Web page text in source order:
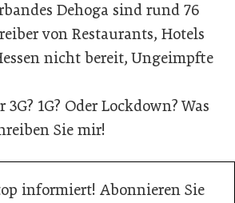
Dehoga sind rund 76
von Restaurants, Hotels
nicht bereit, Ungeimpfte
1G? Oder Lockdown? Was
Sie mir!
informiert! Abonnieren Sie